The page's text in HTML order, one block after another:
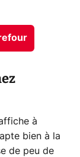
à
bien à la
de peu de